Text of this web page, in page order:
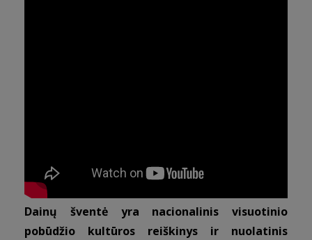
Dainų šventė yra nacionalinis visuotinio
pobūdžio kultūros reiškinys ir nuolatinis